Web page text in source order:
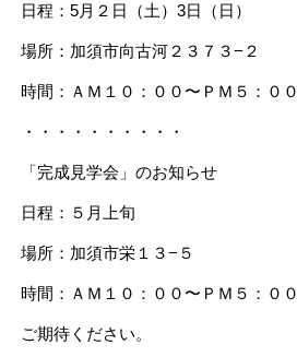
日程：5月２日（土）3日（日）
場所：加須市向古河２３７３−２
時間：ＡＭ１０：００〜ＰＭ５：００
・・・・・・・・・・
「完成見学会」のお知らせ
日程：５月上旬
場所：加須市栄１３−５
時間：ＡＭ１０：００〜ＰＭ５：００
ご期待ください。